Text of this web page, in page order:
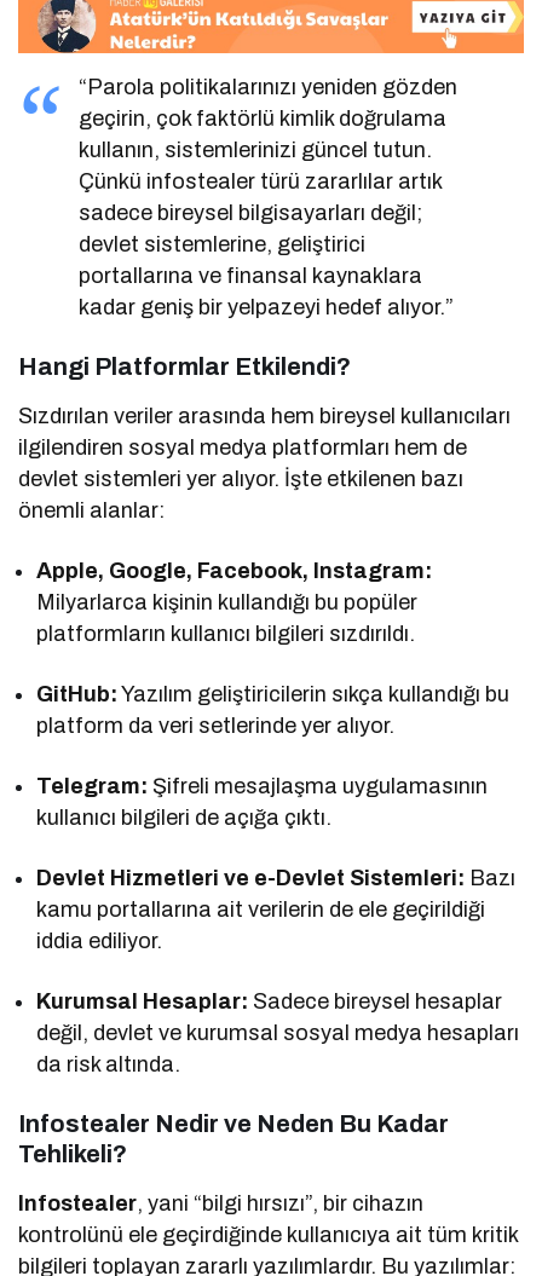
“Parola politikalarınızı yeniden gözden
geçirin, çok faktörlü kimlik doğrulama
kullanın, sistemlerinizi güncel tutun.
Çünkü infostealer türü zararlılar artık
sadece bireysel bilgisayarları değil;
devlet sistemlerine, geliştirici
portallarına ve finansal kaynaklara
kadar geniş bir yelpazeyi hedef alıyor.”
Hangi Platformlar Etkilendi?
Sızdırılan veriler arasında hem bireysel kullanıcıları
ilgilendiren sosyal medya platformları hem de
devlet sistemleri yer alıyor. İşte etkilenen bazı
önemli alanlar:
Apple, Google, Facebook, Instagram:
Milyarlarca kişinin kullandığı bu popüler
platformların kullanıcı bilgileri sızdırıldı.
GitHub: Yazılım geliştiricilerin sıkça kullandığı bu
platform da veri setlerinde yer alıyor.
Telegram: Şifreli mesajlaşma uygulamasının
kullanıcı bilgileri de açığa çıktı.
Devlet Hizmetleri ve e-Devlet Sistemleri: Bazı
kamu portallarına ait verilerin de ele geçirildiği
iddia ediliyor.
Kurumsal Hesaplar: Sadece bireysel hesaplar
değil, devlet ve kurumsal sosyal medya hesapları
da risk altında.
Infostealer Nedir ve Neden Bu Kadar
Tehlikeli?
Infostealer, yani “bilgi hırsızı”, bir cihazın
kontrolünü ele geçirdiğinde kullanıcıya ait tüm kritik
bilgileri toplayan zararlı yazılımlardır. Bu yazılımlar: